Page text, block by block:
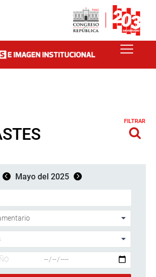
FILTRAR
Mayo del 2025